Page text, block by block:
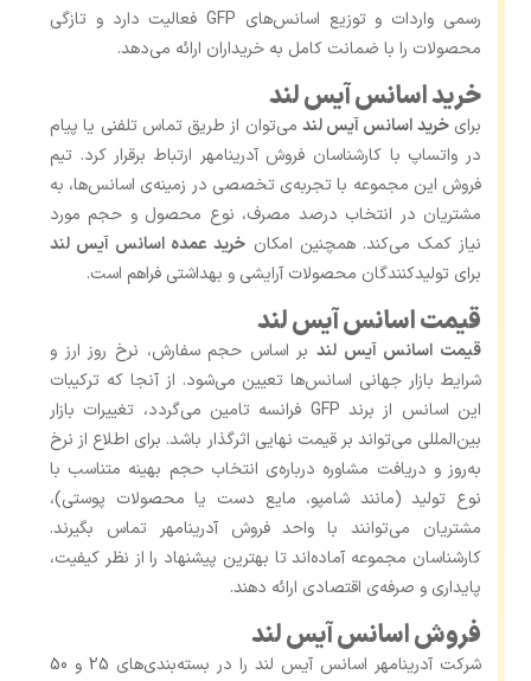
رسمی واردات و توزیع اسانس‌های GFP فعالیت دارد و تازگی
محصولات را با ضمانت کامل به خریداران ارائه می‌دهد.
خرید اسانس آیس لند
برایخرید اسانس آیس لند می‌توان از طریق تماس تلفنی یا پیام
در واتساپ با کارشناسان فروش آدرینامهر ارتباط برقرار کرد. تیم
فروش این مجموعه با تجربه‌ی تخصصی در زمینه‌ی اسانس‌ها، به
مشتریان در انتخاب درصد مصرف، نوع محصول و حجم مورد
نیاز کمک می‌کند. همچنین امکان خرید عمده اسانس آیس لند
برای تولیدکنندگان محصولات آرایشی و بهداشتی فراهم است.
قیمت اسانس آیس لند
قیمت اسانس آیس لندبر اساس حجم سفارش، نرخ روز ارز و
شرایط بازار جهانی اسانس‌ها تعیین می‌شود. از آنجا که ترکیبات
این اسانس از برند GFP فرانسه تامین می‌گردد، تغییرات بازار
بین‌المللی می‌تواند بر قیمت نهایی اثرگذار باشد. برای اطلاع از نرخ
به‌روز و دریافت مشاوره درباره‌ی انتخاب حجم بهینه متناسب با
نوع تولید (مانند شامپو، مایع دست یا محصولات پوستی)،
مشتریان می‌توانند با واحد فروش آدرینامهر تماس بگیرند.
کارشناسان مجموعه آماده‌اند تا بهترین پیشنهاد را از نظر کیفیت،
پایداری و صرفه‌ی اقتصادی ارائه دهند.
فروش اسانس آیس لند
شرکت آدرینامهر اسانس آیس لند را در بسته‌بندی‌های 25 و 50